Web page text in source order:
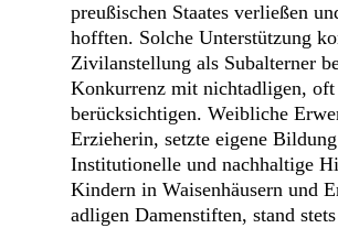
preußischen Staates verließen
hofften. Solche Unterstützung
Zivilanstellung als Subalterner
Konkurrenz mit nichtadligen, oft
berücksichtigen. Weibliche
Erzieherin, setzte eigene
Institutionelle und nachhaltige
Kindern in Waisenhäusern und
adligen Damenstiften, stand